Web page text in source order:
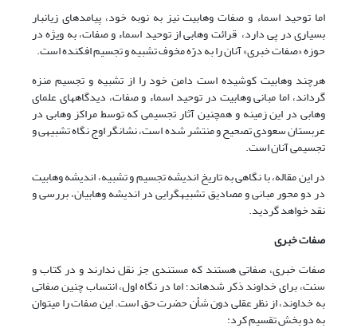
اما توحید اسماء و صفات وهابیت نیز به نوبه خود، پیامدهای زیانبار
بسیاری در پی دارد، قرائت وهابی از توحید اسماء و صفات، به ویژه در
حوزه «صفات خبری» آنان را به درّه مخوف تشبیه و تجسیم افکنده است.
هرچند وهابیت کوشیده است دامن خود را از تشبیه و تجسیم منزه
گرداند، اما مبانی وهابیت در توحید اسماء و صفات، دیدگاه‏های علمای
وهابی در این زمینه و همچنین آثار تجسیمی که توسط مراکز وهابی در
عربستان سعودی تصحیح و منتشر شده است، نشانگر اوج نگاه تشبیهی و
تجسیمی آنان است.
در این مقاله، با نگاهی به تاریخ اندیشه تجسیم و تشبیه، اندیشه وهابیت
در دو محور مبانی و مصادیق تشبیه‏گرایی در اندیشه وهابیان، بررسی و
نقد خواهد گردید.
صفات خبری
صفات خبری، صفاتی هستند که مستندی جز نقل ندارند و در کتاب و
سنت، برای خداوند ذکر شده‏اند؛ اما در نگاه اول، انتساب چنین صفاتی
به خداوند، از نظر عقلی دون شأن حضرت حق است. این صفات را می‏توان
به دو بخش تقسیم کرد: